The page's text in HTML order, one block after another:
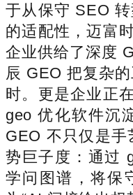
于从保守 SEO
的适配性，迈富
企业供给了深度
辰 GEO 把复杂
时。更是企业正
geo 优化软件沉
GEO 不只仅是手
势巨子度：通过
学问图谱，将保